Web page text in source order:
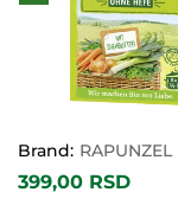
Brand: RAPUNZEL
399,00 RSD